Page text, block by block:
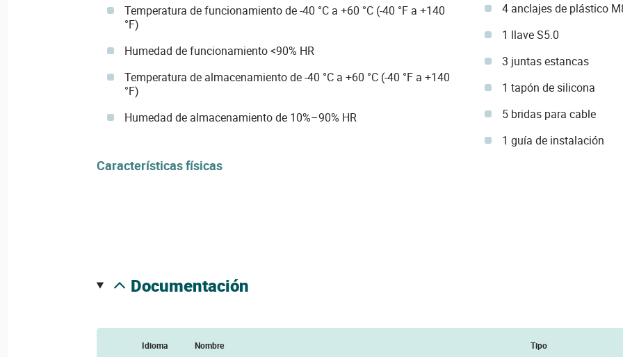
Temperatura de funcionamiento de -40 °C a +60 °C (-40 °F a +140
°F)
Humedad de funcionamiento <90% HR
Temperatura de almacenamiento de -40 °C a +60 °C (-40 °F a +140
°F)
Humedad de almacenamiento de 10%–90% HR
Características físicas
4 anclajes de plástico
1 llave S5.0
3 juntas estancas
1 tapón de silicona
5 bridas para cable
1 guía de instalación
documentación
Idioma Nombre Tipo